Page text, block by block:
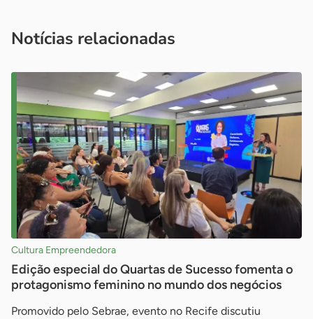
Notícias relacionadas
Cultura Empreendedora
Edição especial do Quartas de Sucesso fomenta o
protagonismo feminino no mundo dos negócios
Promovido pelo Sebrae, evento no Recife discutiu